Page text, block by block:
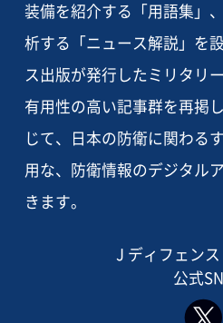
装備を紹介する「用語集」
析する「ニュース解説」を
ス出版が発行したミリタリ
有用性の高い記事群を再掲
じて、日本の防衛に関わる
用な、防衛情報のデジタル
きます。
J ディフェン
公式